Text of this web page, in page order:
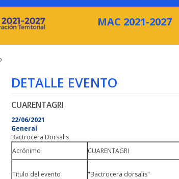
MAC 2021-2027
DETALLE EVENTO
CUARENTAGRI
22/06/2021
General
Bactrocera Dorsalis
Acrónimo
CUARENTAGRI
Titulo del evento "Bactrocera dorsalis"